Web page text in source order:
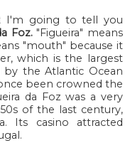
I'm going to tell you
Foz."Figueira" means
"mouth" because it
which is the largest
the Atlantic Ocean
been crowned the
da Foz was a very
of the last century,
Its casino attracted